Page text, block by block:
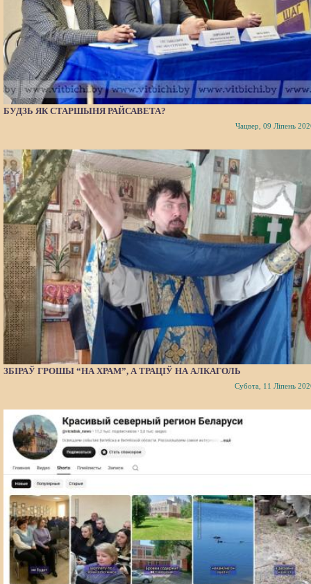
БУДЗЬ ЯК СТАРШЫНЯ РАЙСАВЕТА?
Чацвер, 09 Ліпень
ЗБІРАЎ ГРОШЫ “НА ХРАМ”, А ТРАЦІЎ НА АЛКАГОЛЬ
Субота, 11 Ліпень